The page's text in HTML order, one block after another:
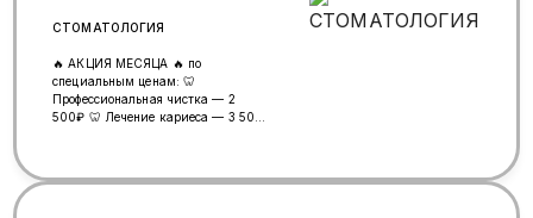
СТОМАТОЛОГИЯ
🔥 АКЦИЯ МЕСЯЦА 🔥 по
специальным ценам: 🦷
Профессиональная чистка — 2
500₽ 🦷 Лечение кариеса — 3 500
течение месяца! Записывайтесь